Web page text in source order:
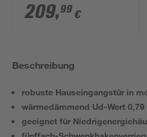
P S V-30/6/22/T'
209,99 €
Beschreibung
robuste Hauseingangstür in
wärmedämmend Ud-Wert 0,79
geeignet für